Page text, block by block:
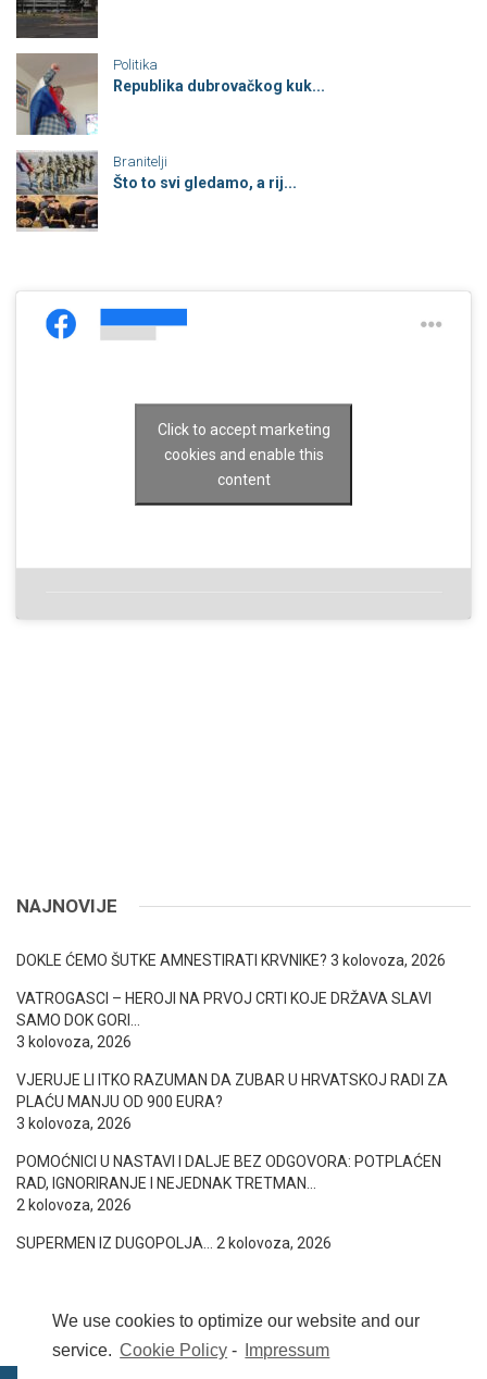
We use cookies to optimize our website and our
service. Cookie Policy - Impressum
Politika
Republika dubrovačkog kuk...
Branitelji
Što to svi gledamo, a rij...
Click to accept marketing
cookies and enable this
content
NAJNOVIJE
DOKLE ĆEMO ŠUTKE AMNESTIRATI KRVNIKE? 3 kolovoza, 2026
VATROGASCI – HEROJI NA PRVOJ CRTI KOJE DRŽAVA SLAVI
SAMO DOK GORI…
3 kolovoza, 2026
VJERUJE LI ITKO RAZUMAN DA ZUBAR U HRVATSKOJ RADI ZA
PLAĆU MANJU OD 900 EURA?
3 kolovoza, 2026
POMOĆNICI U NASTAVI I DALJE BEZ ODGOVORA: POTPLAĆEN
RAD, IGNORIRANJE I NEJEDNAK TRETMAN…
2 kolovoza, 2026
SUPERMEN IZ DUGOPOLJA… 2 kolovoza, 2026